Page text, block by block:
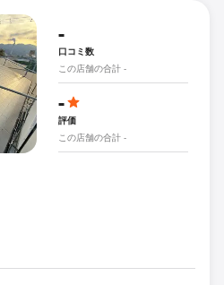
-
口コミ数
この店舗の合計 -
-
評価
この店舗の合計 -